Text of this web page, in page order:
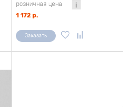
розничная цена
1 172 р.
Заказать